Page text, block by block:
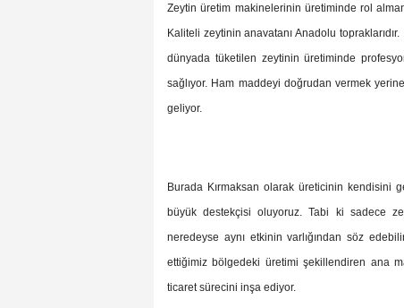
Zeytin üretim makinelerinin üretiminde rol
Kaliteli zeytinin anavatanı Anadolu topraklarıdır.
dünyada tüketilen zeytinin üretiminde
sağlıyor. Ham maddeyi doğrudan vermek
geliyor.
Burada Kırmaksan olarak üreticinin kendisini
büyük destekçisi oluyoruz. Tabi ki sadece
neredeyse aynı etkinin varlığından söz
ettiğimiz bölgedeki üretimi şekillendiren ana
ticaret sürecini inşa ediyor.